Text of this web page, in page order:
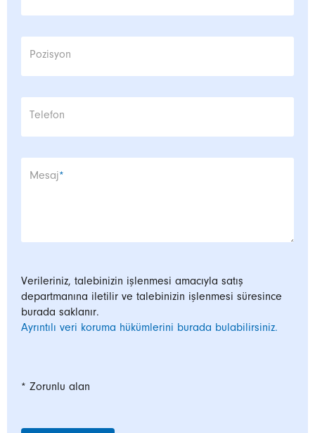
Pozisyon
Telefon
Zorunlu alan
Mesaj*
Verileriniz, talebinizin işlenmesi amacıyla satış
departmanına iletilir ve talebinizin işlenmesi süresince
burada saklanır.
Ayrıntılı veri koruma hükümlerini burada bulabilirsiniz.
* Zorunlu alan